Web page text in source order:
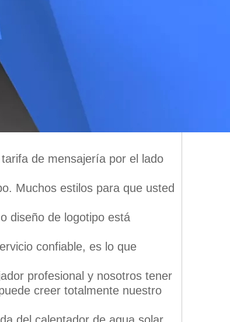
de mensajería por el lado
Muchos estilos para que usted
diseño de logotipo está
confiable, es lo que
profesional y nosotros tener
creer totalmente nuestro